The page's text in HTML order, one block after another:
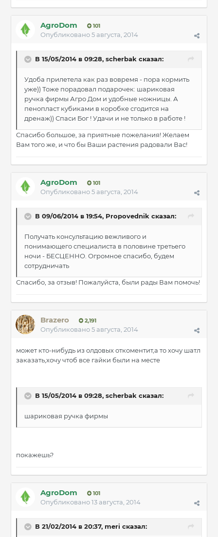
AgroDom 101
Опубликовано5 августа, 2014
В 15/05/2014 в 09:28, scherbak сказал:
Удоба прилетела как раз вовремя - пора кормить
уже)) Тоже порадовал подарочек: шариковая
ручка фирмы Агро Дом и удобные ножницы. А
пенопласт кубиками в коробке сгодится на
дренаж)) Спаси Бог ! Удачи и не только в работе !
Спасибо большое, за приятные пожелания! Желаем
Вам того же, и что бы Ваши растения радовали Вас!
AgroDom 101
Опубликовано5 августа, 2014
В 09/06/2014 в 19:54, Propovednik сказал:
Получать консультацию вежливого и
понимающего специалиста в половине третьего
ночи - БЕСЦЕННО. Огромное спасибо, будем
сотрудничать
Спасибо, за отзыв! Пожалуйста, были рады Вам помочь!
Brazero 2,191
Опубликовано5 августа, 2014
может кто-нибудь из олдовых откоментит,а то хочу шатл
заказать,хочу чтоб все гайки были на месте
В 15/05/2014 в 09:28, scherbak сказал:
шариковая ручка фирмы
покажешь?
AgroDom 101
Опубликовано13 августа, 2014
В 21/02/2014 в 20:37, meri сказал: